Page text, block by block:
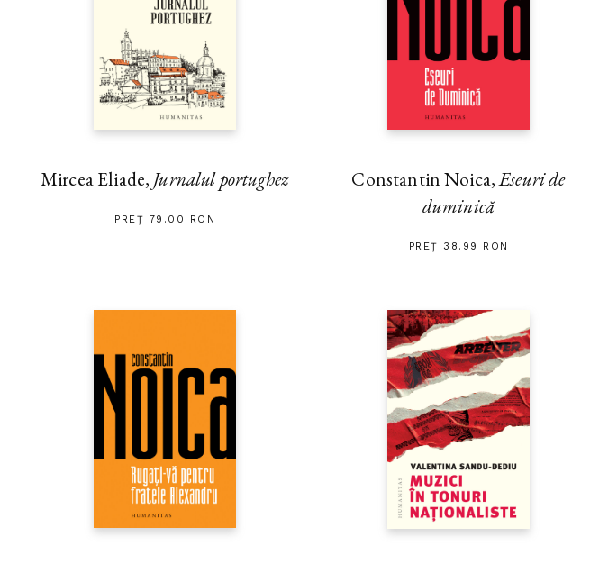
Mircea Eliade, Jurnalul portughez
PREȚ 79.00 RON
Constantin Noica,Eseuri de
duminică
PREȚ 38.99 RON